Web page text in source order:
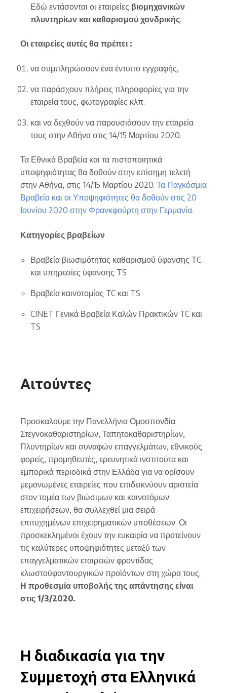
Εδώ εντάσονται οι εταιρείες βιομηχανικών
πλυντηρίων και καθαρισμού χονδρικής.
Οι εταιρείες αυτές θα πρέπει :
να συμπληρώσουν ένα έντυπο εγγραφής,
να παράσχουν πλήρεις πληροφορίες για την
εταιρεία τους, φωτογραφίες κλπ.
και να δεχθούν να παρουσιάσουν την εταιρεία
τους στην Αθήνα στις 14/15 Μαρτίου 2020.
Τα Εθνικά Βραβεία και τα πιστοποιητικά
υποψηφιότητας θα δοθούν στην επίσημη τελετή
στην Αθήνα, στις 14/15 Μαρτίου 2020. Τα Παγκόσμια
Βραβεία και οι Υποψηφιότητες θα δοθούν στις 20
Ιουνίου 2020 στην Φρανκφούρτη στην Γερμανία.
Κατηγορίες βραβείων
Βραβεία βιωσιμότητας καθαρισμού ύφανσης ΤC
και υπηρεσίες ύφανσης TS
Βραβεία καινοτομίας TC και TS
CINET Γενικά Βραβεία Καλών Πρακτικών TC και
TS
Αιτούντες
Προσκαλούμε την Πανελλήνια Ομοσπονδία
Στεγνοκαθαριστηρίων, Ταπητοκαθαριστηρίων,
Πλυντηρίων και συναφών επαγγελμάτων, εθνικούς
φορείς, προμηθευτές, ερευνητικά ινστιτούτα και
εμπορικά περιοδικά στην Ελλάδα για να ορίσουν
μεμονωμένες εταιρείες που επιδεικνύουν αριστεία
στον τομέα των βιώσιμων και καινοτόμων
επιχειρήσεων, θα συλλεχθεί μια σειρά
επιτυχημένων επιχειρηματικών υποθέσεων. Οι
προσκεκλημένοι έχουν την ευκαιρία να προτείνουν
τις καλύτερες υποψηφιότητες μεταξύ των
επαγγελματικών εταιρειών φροντίδας
κλωστοϋφαντουργικών προϊόντων στη χώρα τους.
Η προθεσμία υποβολής της απάντησης είναι
στις 1/3/2020.
Η διαδικασία για την
Συμμετοχή στα Ελληνικά